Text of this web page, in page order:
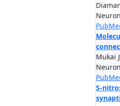
Mukai
S-